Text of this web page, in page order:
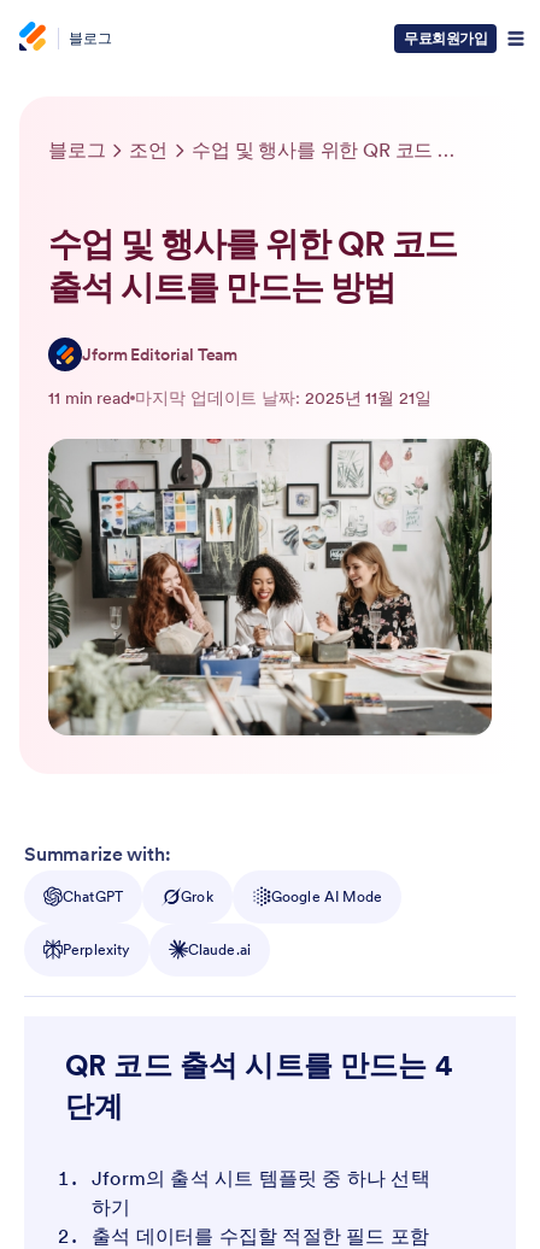
블로그 무료회원가입
블로그 조언 수업 및 행사를 위한 QR 코드 출석 시트를 만드는 방법
수업 및 행사를 위한 QR 코드
출석 시트를 만드는 방법
Jform Editorial Team
11 min read 마지막 업데이트 날짜: 2025년 11월 21일
Summarize with:
ChatGPT Grok Google AI Mode
Perplexity Claude.ai
QR 코드 출석 시트를 만드는 4
단계
Jform의 출석 시트 템플릿 중 하나 선택
하기
출석 데이터를 수집할 적절한 필드 포함